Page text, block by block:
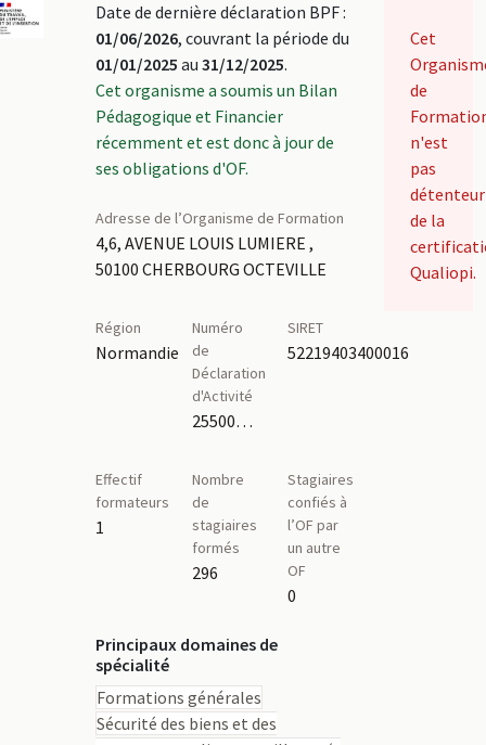
Date de dernière déclaration BPF :
01/06/2026, couvrant la période du
01/01/2025 au 31/12/2025.
Cet organisme a soumis un Bilan
Pédagogique et Financier
récemment et est donc à jour de
ses obligations d'OF.
Adresse de l’Organisme de Formation
4,6, AVENUE LOUIS LUMIERE ,
50100 CHERBOURG OCTEVILLE
Région
Normandie
Numéro
de
Déclaration
d'Activité
25500099350
SIRET
52219403400016
Effectif
formateurs
1
Nombre
de
stagiaires
formés
296
Stagiaires
confiés à
l’OF par
un autre
OF
0
Principaux domaines de
spécialité
Formations générales
Sécurité des biens et des
Cet
de
n'est
pas
détenteur
de la
Qualiopi.